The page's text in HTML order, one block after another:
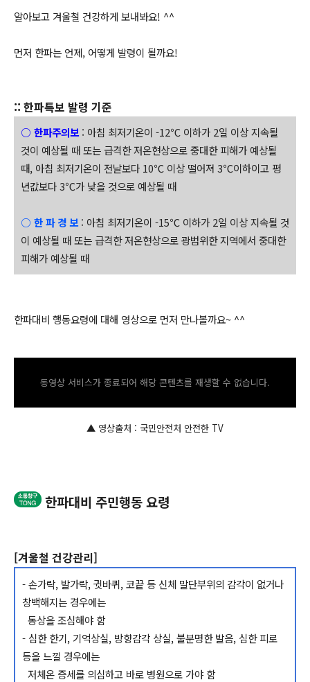
알아보고 겨울철 건강하게 보내봐요! ^^
먼저 한파는 언제, 어떻게 발령이 될까요!
:: 한파특보 발령 기준
○ 한파주의보: 아침 최저기온이 -12℃ 이하가 2일 이상 지속될
것이 예상될 때 또는 급격한 저온현상으로 중대한 피해가 예상될
때, 아침 최저기온이 전날보다 10℃ 이상 떨어져 3℃이하이고 평
년값보다 3℃가 낮을 것으로 예상될 때
○ 한 파 경 보: 아침 최저기온이 -15℃ 이하가 2일 이상 지속될 것
이 예상될 때 또는 급격한 저온현상으로 광범위한 지역에서 중대한
피해가 예상될 때
한파대비 행동요령에 대해 영상으로 먼저 만나볼까요~ ^^
동영상 서비스가 종료되어 해당 콘텐츠를 재생할 수 없습니다.
▲ 영상출처 : 국민안전처 안전한 TV
한파대비 주민행동 요령
[겨울철 건강관리]
- 손가락, 발가락, 귓바퀴, 코끝 등 신체 말단부위의 감각이 없거나
창백해지는 경우에는
동상을 조심해야 함
- 심한 한기, 기억상실, 방향감각 상실, 불분명한 발음, 심한 피로
등을 느낄 경우에는
저체온 증세를 의심하고 바로 병원으로 가야 함